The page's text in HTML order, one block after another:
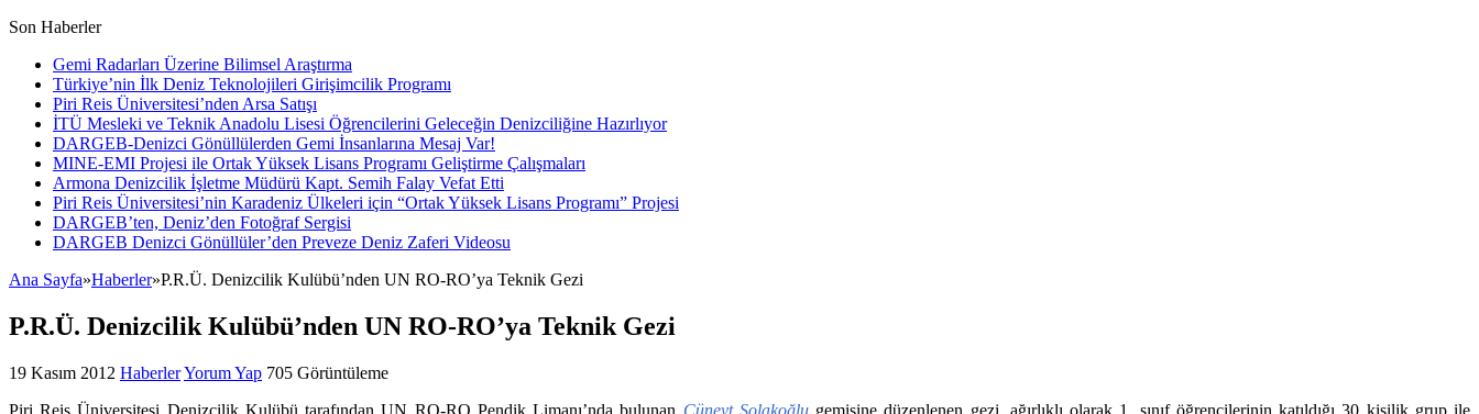
Son Haberler
Gemi Radarları Üzerine Bilimsel Araştırma
Türkiye’nin İlk Deniz Teknolojileri Girişimcilik Programı
Piri Reis Üniversitesi’nden Arsa Satışı
İTÜ Mesleki ve Teknik Anadolu Lisesi Öğrencilerini Geleceğin Denizciliğine Hazırlıyor
DARGEB-Denizci Gönüllülerden Gemi İnsanlarına Mesaj Var!
MINE-EMI Projesi ile Ortak Yüksek Lisans Programı Geliştirme Çalışmaları
Armona Denizcilik İşletme Müdürü Kapt. Semih Falay Vefat Etti
Piri Reis Üniversitesi’nin Karadeniz Ülkeleri için “Ortak Yüksek Lisans Programı” Projesi
DARGEB’ten, Deniz’den Fotoğraf Sergisi
DARGEB Denizci Gönüllüler’den Preveze Deniz Zaferi Videosu
Ana Sayfa»Haberler»P.R.Ü. Denizcilik Kulübü’nden UN RO-RO’ya Teknik Gezi
P.R.Ü. Denizcilik Kulübü’nden UN RO-RO’ya Teknik Gezi
19 Kasım 2012 HaberlerYorum Yap 705 Görüntüleme
Piri Reis Üniversitesi Denizcilik Kulübü tarafından UN RO-RO Pendik Limanı’nda bulunan Cüneyt Solakoğlu gemisine düzenlenen gezi, ağırlıklı olarak 1. sınıf öğrencilerinin katıldığı 30 kişilik grup ile